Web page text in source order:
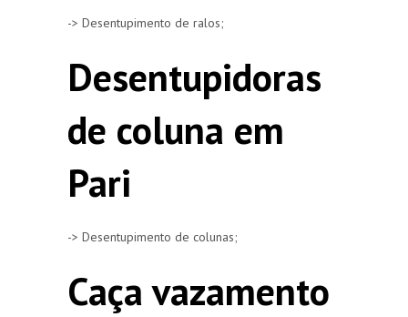
-> Desentupimento de ralos;
Desentupidoras
de coluna em
Pari
-> Desentupimento de colunas;
Caça vazamento